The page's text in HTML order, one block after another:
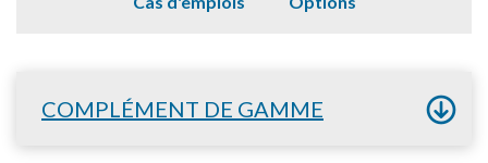
COMPLÉMENT DE GAMME